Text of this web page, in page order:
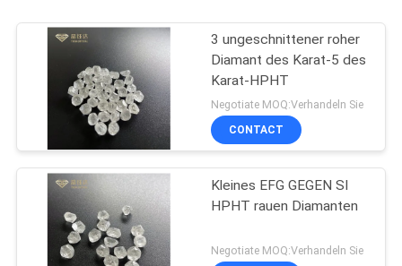
3 ungeschnittener roher
Diamant des Karat-5 des
Karat-HPHT
Negotiate MOQ:Verhandeln Sie
CONTACT
Kleines EFG GEGEN SI
HPHT rauen Diamanten
Negotiate MOQ:Verhandeln Sie